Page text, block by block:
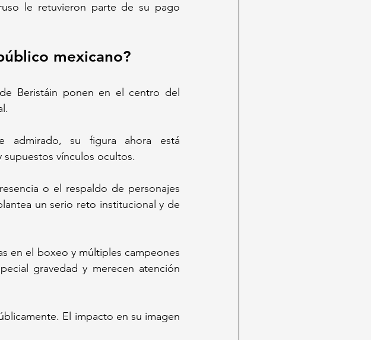
le retuvieron parte de su pago
mexicano?
Beristáin ponen en el centro del
admirado, su figura ahora está
vínculos ocultos.
o el respaldo de personajes
un serio reto institucional y de
en el boxeo y múltiples campeones
gravedad y merecen atención
El impacto en su imagen